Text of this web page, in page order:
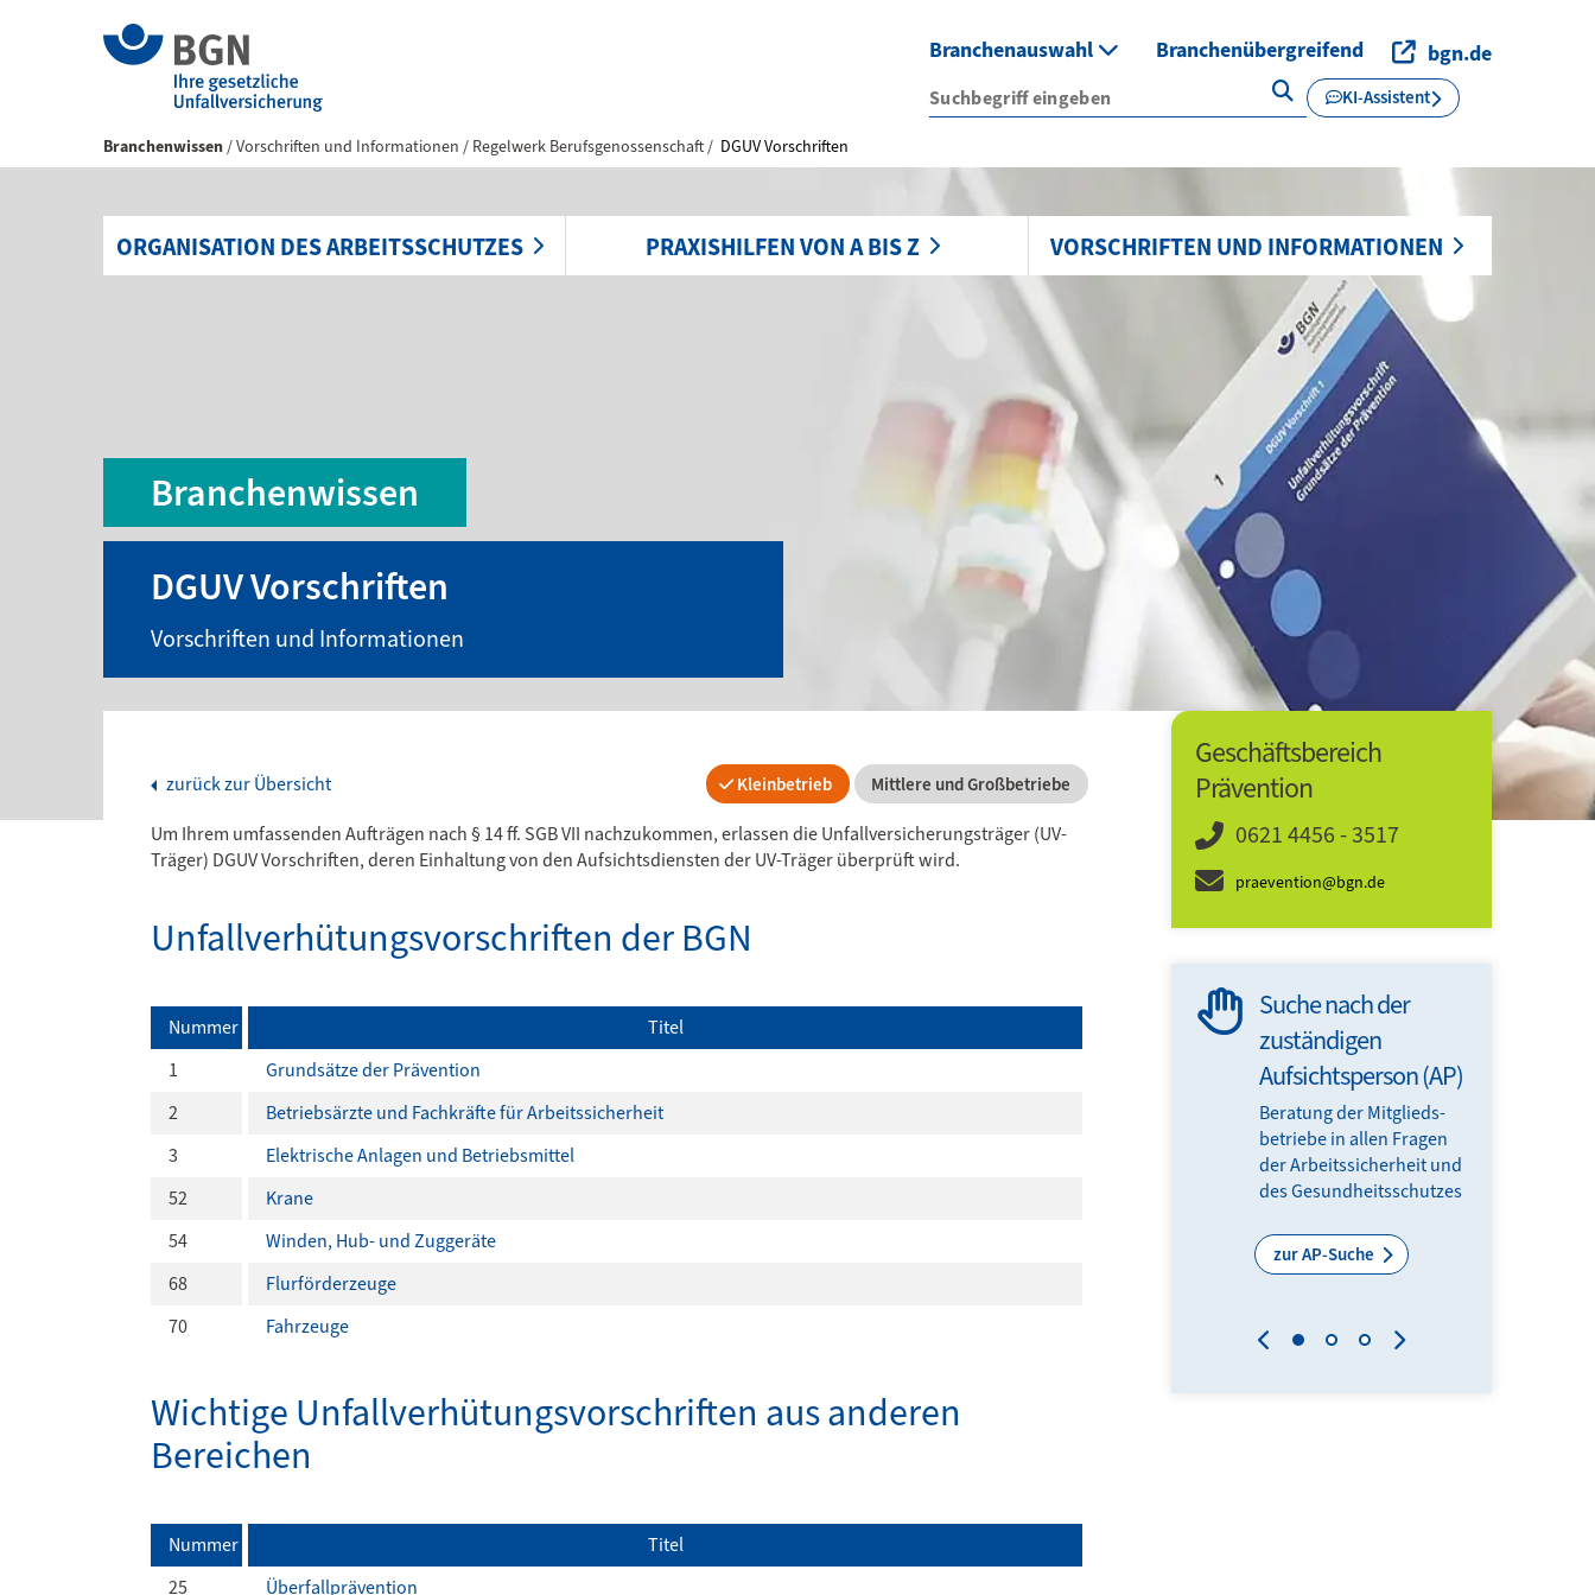
Branchenauswahl Branchenübergreifend bgn.de
KI-Assistent
ORGANISATION DES ARBEITSSCHUTZES PRAXISHILFEN VON A BIS Z VORSCHRIFTEN UND INFORMATIONEN
Branchenwissen Vorschriften und Informationen Regelwerk Berufsgenossenschaft DGUV Vorschriften
Branchenwissen
DGUV Vorschriften
Vorschriften und Informationen
zurück zur Übersicht Kleinbetrieb Mittlere und Großbetriebe
Um Ihrem umfassenden Aufträgen nach § 14 ff. SGB VII nachzukommen, erlassen die Unfallversicherungsträger (UV-
Träger) DGUV Vorschriften, deren Einhaltung von den Aufsichtsdiensten der UV-Träger überprüft wird.
Unfallverhütungsvorschriften der BGN
Nummer
Titel
1
Grundsätze der Prävention
2
Betriebsärzte und Fachkräfte für Arbeitssicherheit
3
Elektrische Anlagen und Betriebsmittel
52
Krane
54
Winden, Hub- und Zuggeräte
68
Flurförderzeuge
70
Fahrzeuge
Wichtige Unfallverhütungsvorschriften aus anderen
Bereichen
Nummer
Titel
25
Überfallprävention
Geschäftsbereich
Prävention
0621 4456 - 3517
praevention@bgn.de
Suche nach der
zuständigen
Aufsichtsperson (AP)
Beratung der Mitglieds­­
betriebe in allen Fragen
der Arbeits­sicherheit und
des Gesundheits­schutzes
zur AP-Suche